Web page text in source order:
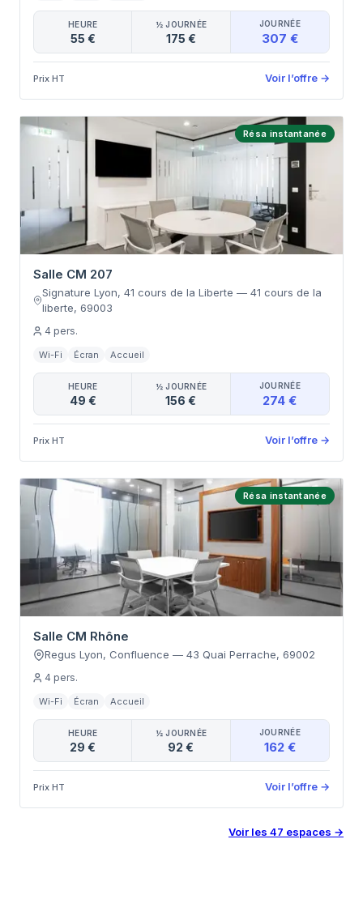
HEURE
55 €
½ JOURNÉE
175 €
JOURNÉE
307 €
Prix HT Voir l’offre →
Résa instantanée
Salle CM 207
Signature Lyon, 41 cours de la Liberte — 41 cours de la
liberte,69003
4 pers.
Wi-Fi Écran Accueil
HEURE
49 €
½ JOURNÉE
156 €
JOURNÉE
274 €
Prix HT Voir l’offre →
Résa instantanée
Salle CM Rhône
Regus Lyon, Confluence — 43 Quai Perrache, 69002
4 pers.
Wi-Fi Écran Accueil
HEURE
29 €
½ JOURNÉE
92 €
JOURNÉE
162 €
Prix HT Voir l’offre →
Voir les 47 espaces →